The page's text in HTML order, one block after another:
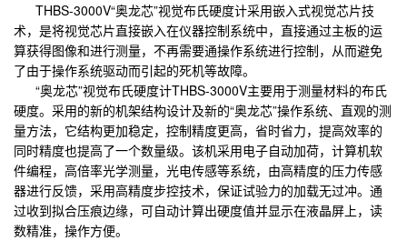
THBS-3000V“奥龙芯”视觉布氏硬度计采用嵌入式视觉芯片技
术，是将视觉芯片直接嵌入在仪器控制系统中，直接通过主板的运
算获得图像和进行测量，不再需要通操作系统进行控制，从而避免
了由于操作系统驱动而引起的死机等故障。
“奥龙芯”视觉布氏硬度计THBS-3000V主要用于测量材料的布氏
硬度。采用的新的机架结构设计及新的“奥龙芯”操作系统、直观的测
量方法，它结构更加稳定，控制精度更高，省时省力，提高效率的
同时精度也提高了一个数量级。该机采用电子自动加荷，计算机软
件编程，高倍率光学测量，光电传感等系统，由高精度的压力传感
器进行反馈，采用高精度步控技术，保证试验力的加载无过冲。通
过收到拟合压痕边缘，可自动计算出硬度值并显示在液晶屏上，读
数精准，操作方便。